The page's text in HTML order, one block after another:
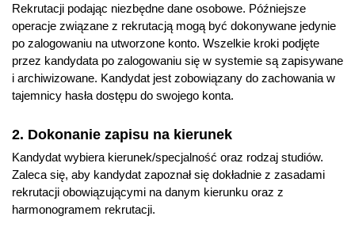
Rekrutacji podając niezbędne dane osobowe. Późniejsze
operacje związane z rekrutacją mogą być dokonywane jedynie
po zalogowaniu na utworzone konto. Wszelkie kroki podjęte
przez kandydata po zalogowaniu się w systemie są zapisywane
i archiwizowane. Kandydat jest zobowiązany do zachowania w
tajemnicy hasła dostępu do swojego konta.
2. Dokonanie zapisu na kierunek
Kandydat wybiera kierunek/specjalność oraz rodzaj studiów.
Zaleca się, aby kandydat zapoznał się dokładnie z zasadami
rekrutacji obowiązującymi na danym kierunku oraz z
harmonogramem rekrutacji.